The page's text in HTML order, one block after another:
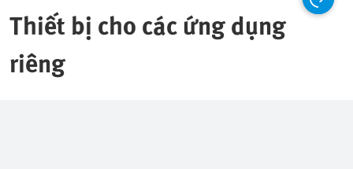
Thiết bị cho các ứng dụng
riêng